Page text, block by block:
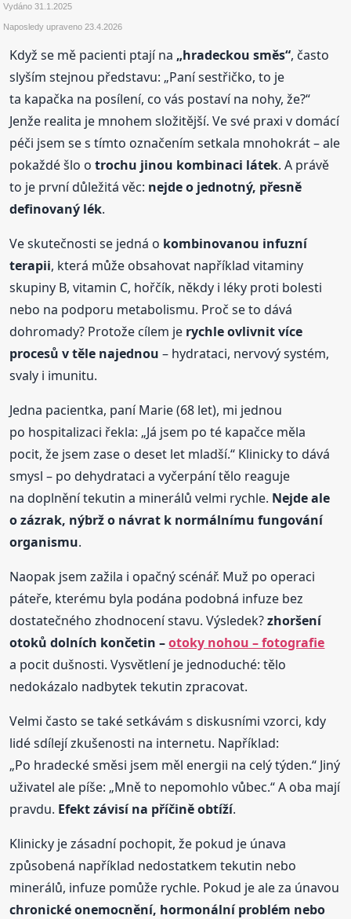
Vydáno31.1.2025
Naposledy upraveno23.4.2026
Když se mě pacienti ptají na „hradeckou směs“, často
slyším stejnou představu: „Paní sestřičko, to je
ta kapačka na posílení, co vás postaví na nohy, že?“
Jenže realita je mnohem složitější. Ve své praxi v domácí
péči jsem se s tímto označením setkala mnohokrát – ale
pokaždé šlo otrochu jinou kombinaci látek. A právě
to je první důležitá věc: nejde o jednotný, přesně
definovaný lék.
Ve skutečnosti se jedná o kombinovanou infuzní
terapii, která může obsahovat například vitaminy
skupiny B, vitamin C, hořčík, někdy i léky proti bolesti
nebo na podporu metabolismu. Proč se to dává
dohromady? Protože cílem je rychle ovlivnit více
procesů v těle najednou – hydrataci, nervový systém,
svaly i imunitu.
Jedna pacientka, paní Marie (68 let), mi jednou
po hospitalizaci řekla: „Já jsem po té kapačce měla
pocit, že jsem zase o deset let mladší.“ Klinicky to dává
smysl – po dehydrataci a vyčerpání tělo reaguje
na doplnění tekutin a minerálů velmi rychle. Nejde ale
o zázrak, nýbrž o návrat k normálnímu fungování
organismu.
Naopak jsem zažila i opačný scénář. Muž po operaci
páteře, kterému byla podána podobná infuze bez
dostatečného zhodnocení stavu. Výsledek?zhoršení
otoků dolních končetin –otoky nohou – fotografie
a pocit dušnosti. Vysvětlení je jednoduché: tělo
nedokázalo nadbytek tekutin zpracovat.
Velmi často se také setkávám s diskusními vzorci, kdy
lidé sdílejí zkušenosti na internetu. Například:
„Po hradecké směsi jsem měl energii na celý týden.“ Jiný
uživatel ale píše: „Mně to nepomohlo vůbec.“ A oba mají
pravdu. Efekt závisí na příčině obtíží.
Klinicky je zásadní pochopit, že pokud je únava
způsobená například nedostatkem tekutin nebo
minerálů, infuze pomůže rychle. Pokud je ale za únavou
chronické onemocnění, hormonální problém nebo